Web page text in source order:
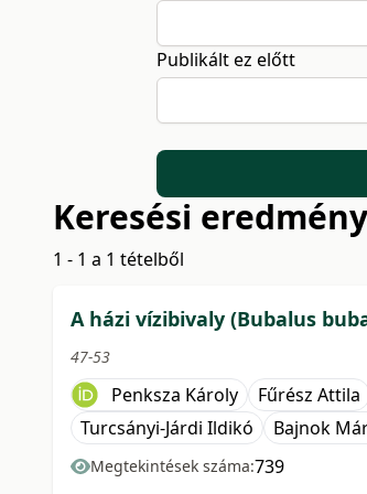
Publikált ez előtt
Keresési
1 - 1 a 1 tételből
A házi vízibivaly (Bubalus
47-53
Penksza Károly Fűrész Attila
Turcsányi-Járdi Ildikó
Bajnok
Megtekintések száma:739